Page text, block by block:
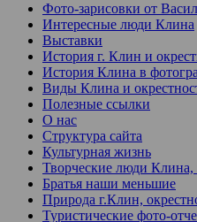
Фото-зарисовки от
Интересные люди Клина
Выставки
История г. Клин и
История Клина в
Виды Клина и
Полезные ссылки
О нас
Структура сайта
Культурная жизнь
Творческие люди Клина,
Братья наши меньшие
Природа г.Клин,
Туристические фото-